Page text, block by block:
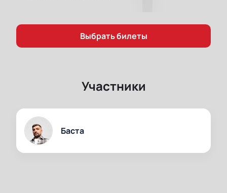
Выбрать билеты
Участники
Баста